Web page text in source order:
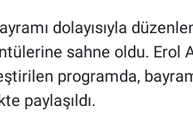
dolayısıyla
sahne oldu. Erol
programda,
paylaşıldı.